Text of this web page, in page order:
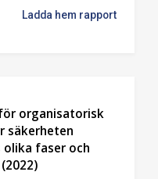
Ladda hem rapport
organisatorisk
säkerheten
faser och